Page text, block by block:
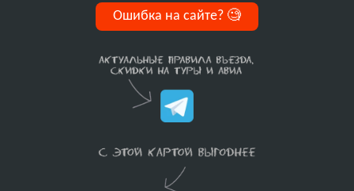
Ошибка на сайте? 🧐